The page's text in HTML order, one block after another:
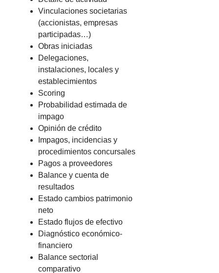
Vinculaciones societarias
(accionistas, empresas
participadas…)
Obras iniciadas
Delegaciones,
instalaciones, locales y
establecimientos
Scoring
Probabilidad estimada de
impago
Opinión de crédito
Impagos, incidencias y
procedimientos concursales
Pagos a proveedores
Balance y cuenta de
resultados
Estado cambios patrimonio
neto
Estado flujos de efectivo
Diagnóstico económico-
financiero
Balance sectorial
comparativo